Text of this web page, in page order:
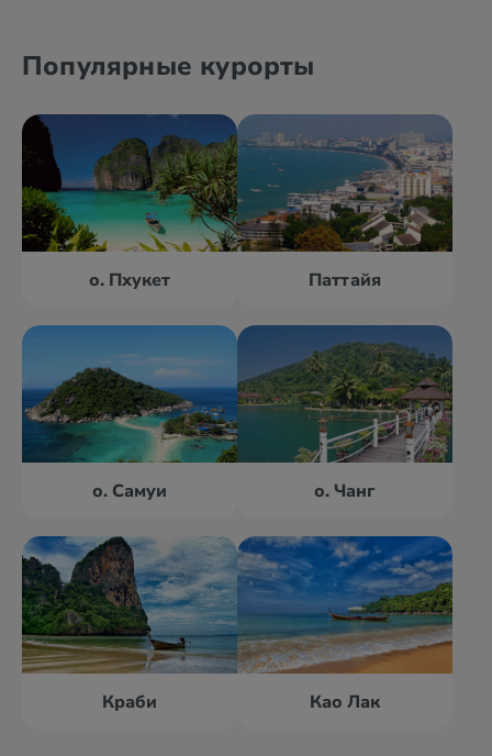
Популярные курорты
о. Пхукет Паттайя
о. Самуи о. Чанг
Краби Као Лак